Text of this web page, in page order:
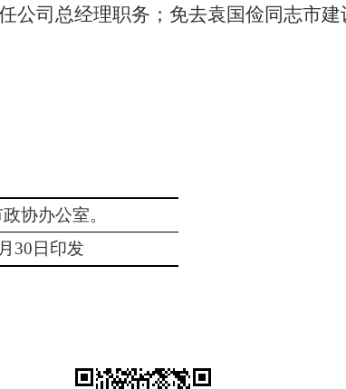
公司总经理职务；免去袁国俭同志市
协办公室。
月 30 日印发